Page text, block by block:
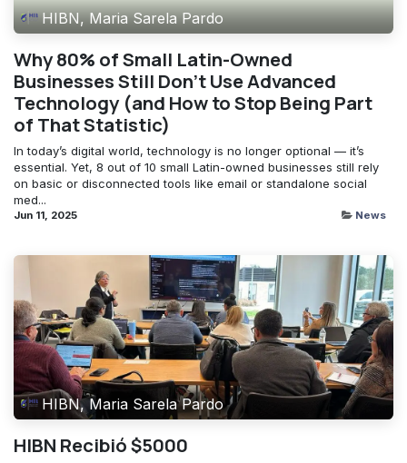
HIBN, Maria Sarela Pardo
Why 80% of Small Latin-Owned
Businesses Still Don’t Use Advanced
Technology (and How to Stop Being Part
of That Statistic)
In today’s digital world, technology is no longer optional — it’s
essential. Yet, 8 out of 10 small Latin-owned businesses still rely
on basic or disconnected tools like email or standalone social
med...
Jun 11, 2025 News
HIBN, Maria Sarela Pardo
HIBN Recibió $5000